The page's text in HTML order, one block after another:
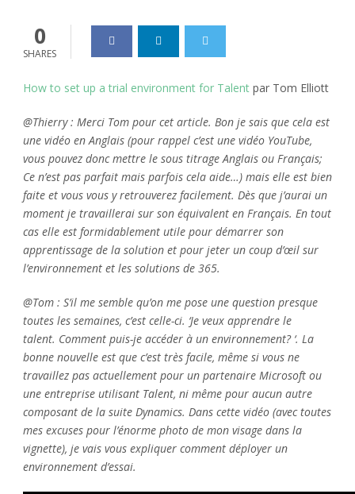
0
SHARES
How to set up a trial environment for Talent par Tom Elliott
@Thierry : Merci Tom pour cet article. Bon je sais que cela est
une vidéo en Anglais (pour rappel c’est une vidéo YouTube,
vous pouvez donc mettre le sous titrage Anglais ou Français;
Ce n’est pas parfait mais parfois cela aide…) mais elle est bien
faite et vous vous y retrouverez facilement. Dès que j’aurai un
moment je travaillerai sur son équivalent en Français. En tout
cas elle est formidablement utile pour démarrer son
apprentissage de la solution et pour jeter un coup d’œil sur
l’environnement et les solutions de 365.
@Tom : S’il me semble qu’on me pose une question presque
toutes les semaines, c’est celle-ci. ‘Je veux apprendre le
talent. Comment puis-je accéder à un environnement? ‘. La
bonne nouvelle est que c’est très facile, même si vous ne
travaillez pas actuellement pour un partenaire Microsoft ou
une entreprise utilisant Talent, ni même pour aucun autre
composant de la suite Dynamics. Dans cette vidéo (avec toutes
mes excuses pour l’énorme photo de mon visage dans la
vignette), je vais vous expliquer comment déployer un
environnement d’essai.